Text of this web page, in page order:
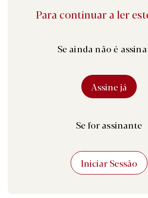
Para continuar a ler
Se ainda não é
Assine já
Se for assinante
Iniciar Sessão